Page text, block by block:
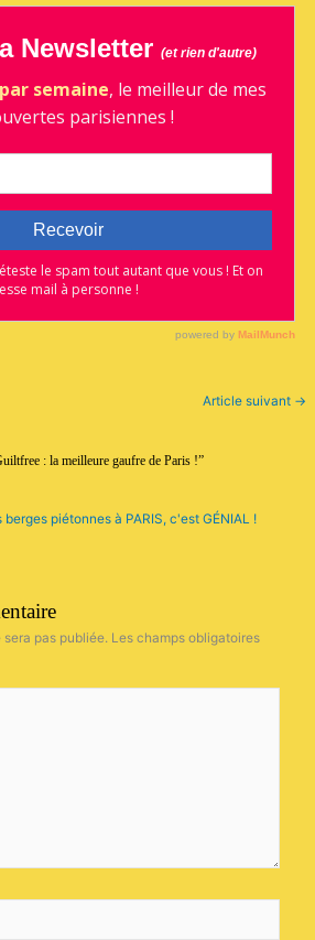
Article suivant →
: la meilleure gaufre de Paris !”
piétonnes à PARIS, c'est GÉNIAL !
pas publiée. Les champs obligatoires